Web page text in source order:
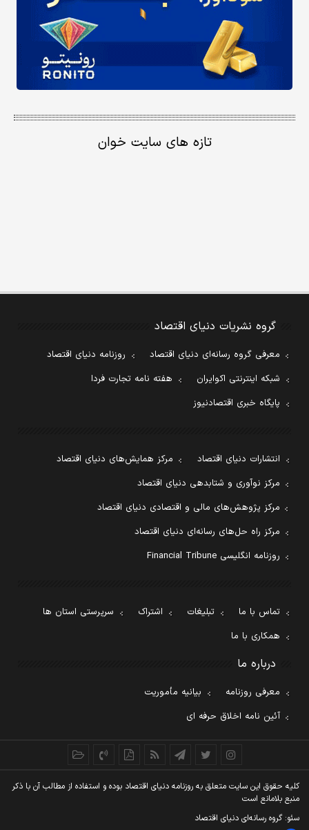
تازه های سایت خوان
گروه نشریات دنیای اقتصاد
معرفی گروه رسانه‌ای دنیای اقتصاد
روزنامه دنیای اقتصاد
شبکه اینترنتی اکوایران
هفته نامه تجارت فردا
پایگاه خبری اقتصادنیوز
انتشارات دنیای اقتصاد
مرکز همایش‌های دنیای اقتصاد
مرکز نوآوری و شتابدهی دنیای اقتصاد
مرکز پژوهش‌های مالی و اقتصادی دنیای اقتصاد
مرکز راه حل‌های رسانه‌ای دنیای اقتصاد
روزنامه انگلیسی Financial Tribune
تماس با ما تبلیغات اشتراک
سرپرستی استان ها
همکاری با ما
درباره ما
معرفی روزنامه
بیانیه مأموریت
آئین نامه اخلاق حرفه ای
کليه حقوق اين سايت متعلق به روزنامه دنيای اقتصاد بوده و استفاده از مطالب آن با ذکر
منبع بلامانع است
سئو: گروه رسانه‌ای دنیای اقتصاد